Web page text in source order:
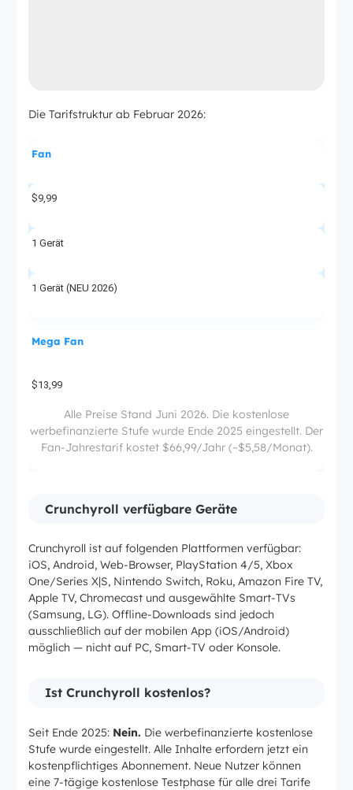
Die Tarifstruktur ab Februar 2026:
Fan
$9,99
1 Gerät
1 Gerät (NEU 2026)
Mega Fan
$13,99
4 Geräte
$17,99
6 Geräte
Alle Preise Stand Juni 2026. Die kostenlose
werbefinanzierte Stufe wurde Ende 2025 eingestellt. Der
Fan-Jahrestarif kostet $66,99/Jahr (~$5,58/Monat).
Crunchyroll verfügbare Geräte
Crunchyroll ist auf folgenden Plattformen verfügbar:
iOS, Android, Web-Browser, PlayStation 4/5, Xbox
One/Series X|S, Nintendo Switch, Roku, Amazon Fire TV,
Apple TV, Chromecast und ausgewählte Smart-TVs
(Samsung, LG). Offline-Downloads sind jedoch
ausschließlich auf der mobilen App (iOS/Android)
möglich — nicht auf PC, Smart-TV oder Konsole.
Ist Crunchyroll kostenlos?
Seit Ende 2025: Nein. Die werbefinanzierte kostenlose
Stufe wurde eingestellt. Alle Inhalte erfordern jetzt ein
kostenpflichtiges Abonnement. Neue Nutzer können
eine 7-tägige kostenlose Testphase für alle drei Tarife